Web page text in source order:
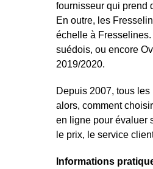
fournisseur qui prend
En outre, les
échelle à
suédois, ou encore
2019/2020.
Depuis 2007, tous
alors, comment
en ligne pour évaluer
le prix, le service
Informations